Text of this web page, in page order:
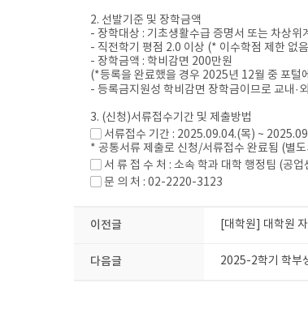
2. 선발기준 및 장학금액
- 장학대상 : 기초생활수급 증명서 또는 차상
- 직전학기 평점 2.0 이상 (* 이수학점 제한 없
- 장학금액 : 학비감면 200만원
(*등록을 완료했을 경우 2025년 12월 중 포털
- 등록금지원성 학비감면 장학금이므로 교내·
3. (신청)서류접수기간 및 제출방법
▢ 서류접수 기간 : 2025.09.04.(목) ~
* 공통서류 제출로 신청/서류접수 완료됨 (별
▢ 서 류 접 수 처 : 소속 학과 대학 행정팀 (공업
▢ 문 의 처 : 02-2220-3123
이전글 [대학원] 대학원
다음글 2025-2학기 학부